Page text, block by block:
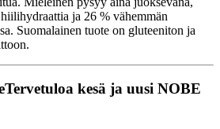
ja 26 % vähemmän
Suomalainen tuote on gluteeniton ja
Tervetuloa kesä ja uusi NOBE